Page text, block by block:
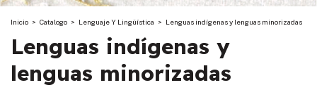
Inicio > Catalogo > Lenguaje Y Lingüística > Lenguas indígenas y lenguas minorizadas
Lenguas indígenas y
lenguas minorizadas